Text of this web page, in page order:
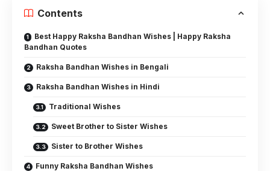
Contents
Best Happy Raksha Bandhan Wishes | Happy Raksha
Bandhan Quotes
Raksha Bandhan Wishes in Bengali
Raksha Bandhan Wishes in Hindi
Traditional Wishes
Sweet Brother to Sister Wishes
Sister to Brother Wishes
Funny Raksha Bandhan Wishes